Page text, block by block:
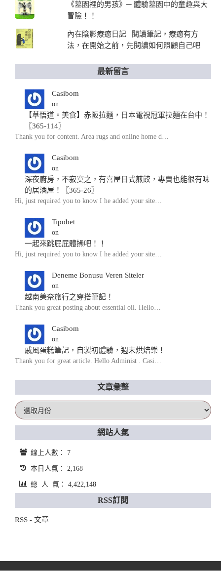
《墓園裡的男孩》─ 體驗墓園中的童趣與大
冒險！！
內在陰影療癒日記 | 閱讀筆記，療癒有方
法，在開始之前，先閱讀如何照顧自己吧
最新留言
Casibom
on
【草悟道。美食】赤阪拉麵，日本電視冠軍拉麵在台中！
〖365-114〗
Thank you for content. Area rugs and online home d…
Casibom
on
深夜廚房，不寂寞之，有喜屋日式煎餃，專賣也能很有味
的居酒屋！〖365-26〗
Hi, just required you to know I he added your site…
Tipobet
on
一起來跳屁屁體操吧！！
Hi, just required you to know I he added your site…
Deneme Bonusu Veren Siteler
on
越南美奈旅行之穿搭筆記！
Thank you great posting about essential oil. Hello…
Casibom
on
戚風蛋糕筆記，自製初體驗，週末烘焙樂！
Thank you for great article. Hello Administ . Casi…
文章彙整
文
章
彙
網站人氣
線上人數： 7
本日人氣： 2,168
總 人 氣： 4,422,148
RSS訂閱
RSS - 文章